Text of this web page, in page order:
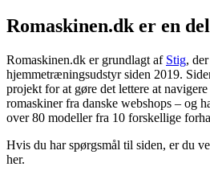
Romaskinen.dk er en
Romaskinen.dk er grundlagt af Stig,
hjemmetræningsudstyr siden 2019.
projekt for at gøre det lettere at
romaskiner fra danske webshops – og
over 80 modeller fra 10 forskellige
Hvis du har spørgsmål til siden, er du
her.